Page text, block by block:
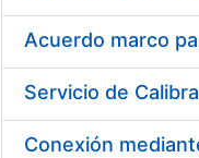
Erakutsi/Ezkutatu
Acuerdo marco